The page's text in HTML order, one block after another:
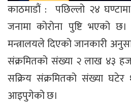
काठमाडौं : पछिल्लो २४
जनामा कोरोना पुष्टि भएको
मन्त्रालयले दिएको जानकारी
संक्रमितको संख्या २ लाख ४३
सक्रिय संक्रमितको संख्या
आइपुगेको छ।